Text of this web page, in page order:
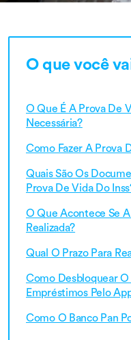
O que você
O Que É A Prova De
Necessária?
Como Fazer A Prova
Quais São Os
Prova De Vida Do
O Que Acontece Se
Realizada?
Qual O Prazo Para
Como Desbloquear
Empréstimos Pelo
Como O Banco Pan